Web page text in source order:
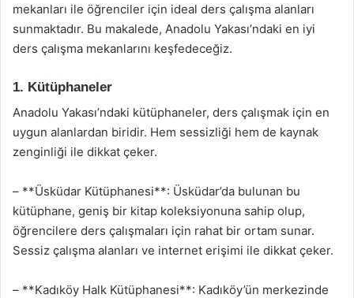
mekanları ile öğrenciler için ideal ders çalışma alanları
sunmaktadır. Bu makalede, Anadolu Yakası’ndaki en iyi
ders çalışma mekanlarını keşfedeceğiz.
1. Kütüphaneler
Anadolu Yakası’ndaki kütüphaneler, ders çalışmak için en
uygun alanlardan biridir. Hem sessizliği hem de kaynak
zenginliği ile dikkat çeker.
– **Üsküdar Kütüphanesi**: Üsküdar’da bulunan bu
kütüphane, geniş bir kitap koleksiyonuna sahip olup,
öğrencilere ders çalışmaları için rahat bir ortam sunar.
Sessiz çalışma alanları ve internet erişimi ile dikkat çeker.
– **Kadıköy Halk Kütüphanesi**: Kadıköy’ün merkezinde